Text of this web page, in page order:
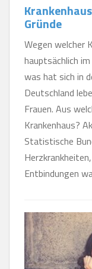
Gründe
Wegen welcher
hauptsächlich
was hat sich in
Deutschland
Frauen. Aus
Krankenhaus?
Statistische
Entbindungen